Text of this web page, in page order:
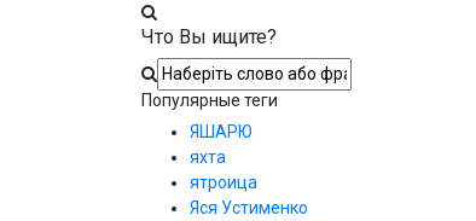
Что Вы ищите?
Популярные теги
ЯШАРЮ
яхта
ятроица
Яся Устименко